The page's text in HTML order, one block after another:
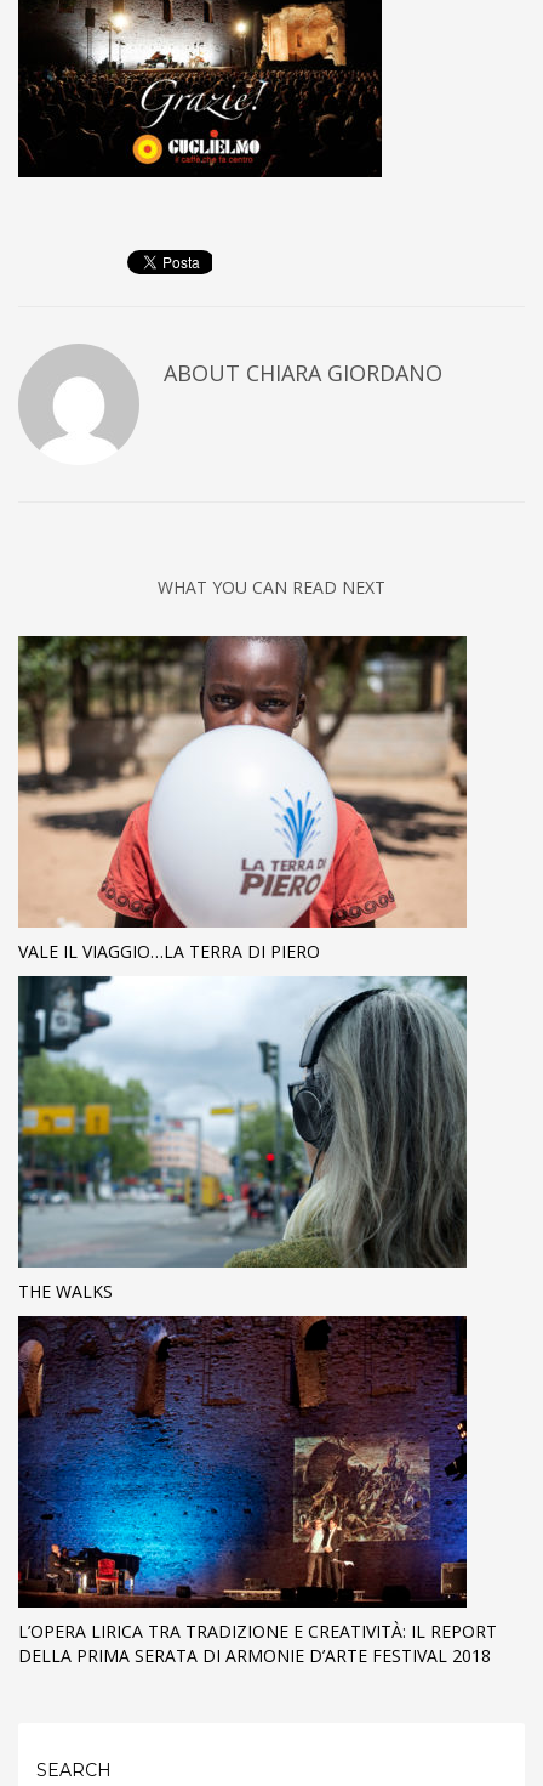
ABOUT CHIARA GIORDANO
WHAT YOU CAN READ NEXT
VALE IL VIAGGIO…LA TERRA DI PIERO
THE WALKS
L’OPERA LIRICA TRA TRADIZIONE E CREATIVITÀ: IL REPORT
DELLA PRIMA SERATA DI ARMONIE D’ARTE FESTIVAL 2018
SEARCH